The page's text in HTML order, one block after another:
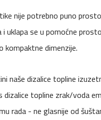
nije potrebno puno
uklapa se u pomoćne
kompaktne dimenzije.
naše dizalice topline
dizalice topline zrak/voda
rada - ne glasnije od